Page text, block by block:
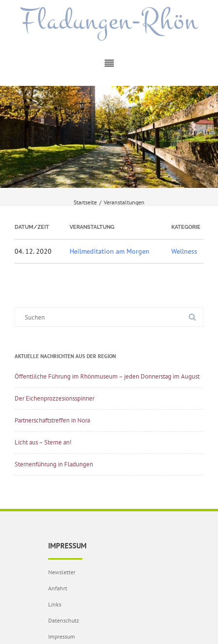
Fladungen-Rhön
Startseite / Veranstaltungen
DATUM/ZEIT VERANSTALTUNG KATEGORIE
04. 12. 2020 Heilmeditation am Morgen Wellness
AKTUELLE NACHRICHTEN AUS DER REGION
Öffentlilche Führung im Rhönmuseum – jeden Donnerstag im August
Der Eichenprozzesionsspinner
Partnerschaftstreffen in Nora
Licht aus – Sterne an!
Sternenführung in Fladungen
IMPRESSUM
Newsletter
Anfahrt
Links
Datenschutz
Impressum